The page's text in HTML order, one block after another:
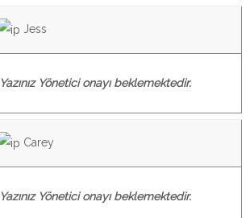
Jess
Yazınız Yönetici onayı beklemektedir.
Carey
Yazınız Yönetici onayı beklemektedir.